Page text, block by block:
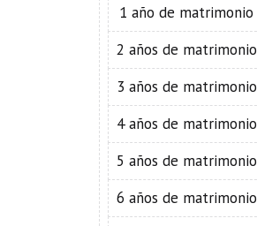
1 año de matrimonio
2 años de matrimonio
3 años de matrimonio
4 años de matrimonio
5 años de matrimonio
6 años de matrimonio